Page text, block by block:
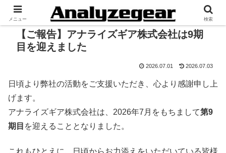
【ご報告】アナライズギア株式会社は9期
目を迎えました
2026.07.01 2026.07.03
日頃より弊社の活動をご支援いただき、心より感謝申し上
げます。
アナライズギア株式会社は、2026年7月をもちまして第9
期目 を迎えることとなりました。
メニュー 検索